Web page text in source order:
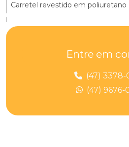
Carretel revestido em poliuretano
Chapa de poliuretano 10mm
Chapas de poliuretano
Entre em
(47) 3378-
(47) 9676-